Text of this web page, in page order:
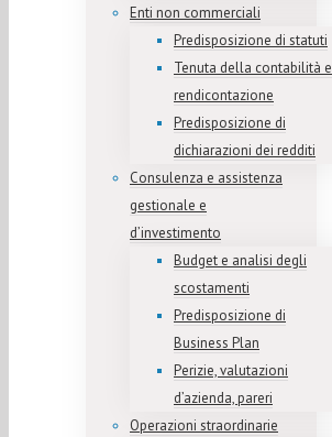
Enti non commerciali
Predisposizione di statuti
Tenuta della contabilità e
rendicontazione
Predisposizione di
dichiarazioni dei redditi
Consulenza e assistenza
gestionale e
d’investimento
Budget e analisi degli
scostamenti
Predisposizione di
Business Plan
Perizie, valutazioni
d’azienda, pareri
Operazioni straordinarie